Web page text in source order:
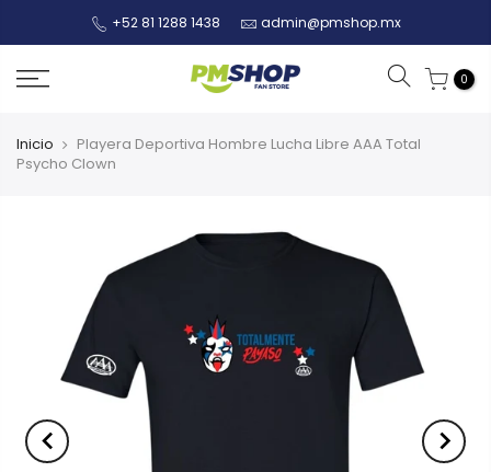
+52 81 1288 1438 admin@pmshop.mx
0
Inicio
Playera Deportiva Hombre Lucha Libre AAA Total
Psycho Clown